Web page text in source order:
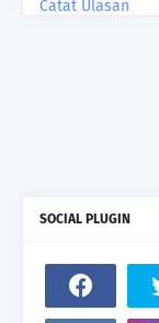
Catat Ulasan
SOCIAL PLUGIN